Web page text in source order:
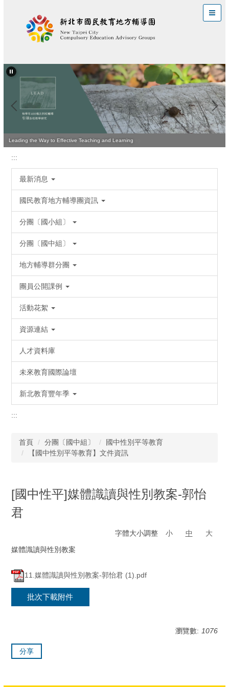
區
Quality Teaching Is Vital for Improving Student Learning
Leading the Way to Effective Teaching and Learning
:::
最新消息
國民教育地方輔導團資訊
分團〔國小組〕
分團〔國中組〕
地方輔導群分團
團員公開課例
活動花絮
資源連結
人才資料庫
未來教育國際論壇
新北教育豐年季
:::
首頁 分團〔國中組〕
國中性別平等教育
【國中性別平等教育】文件資訊
[國中性平]媒體識讀與性別教案-郭怡
君
字體大小調整 小 中
大
媒體識讀與性別教案
11.媒體識讀與性別教案-郭怡君 (1).pdf
批次下載附件
瀏覽數: 1076
分享